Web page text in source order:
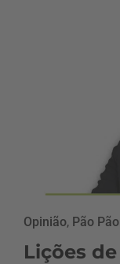
Opinião, Pão
Lições